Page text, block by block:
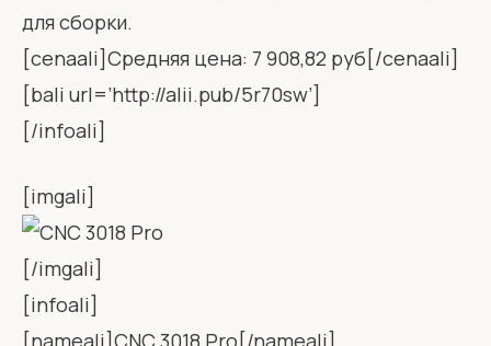
для сборки.
[cenaali]Средняя цена: 7 908,82 руб[/cenaali]
[bali url=’http://alii.pub/5r70sw’]
[/infoali]
[imgali]
[/imgali]
[infoali]
[nameali]CNC 3018 Pro[/nameali]